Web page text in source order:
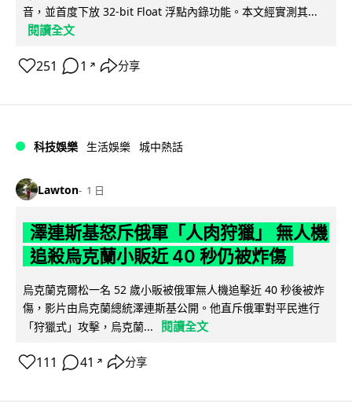
音，並首度下放 32-bit Float 浮點內錄功能。本文經實測其...
閱讀全文
251 1 ↗ 分享
科技娛樂 生活娛樂 城中熱話
Lawton 1 日
澤連斯基怒斥俄軍「人肉狩獵」 無人機
追殺烏克蘭小販近 40 秒仍被炸傷
烏克蘭克爾松一名 52 歲小販被俄軍無人機追擊近 40 秒後被炸
傷，影片由烏克蘭總統澤連斯基公開。他直斥俄軍對平民進行
「狩獵式」攻擊，烏克蘭...
閱讀全文
111 41 ↗ 分享